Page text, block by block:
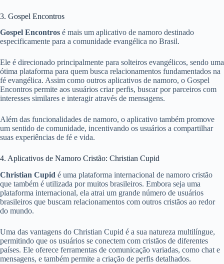
3. Gospel Encontros
Gospel Encontros é mais um aplicativo de namoro destinado
especificamente para a comunidade evangélica no Brasil.
Ele é direcionado principalmente para solteiros evangélicos, sendo uma
ótima plataforma para quem busca relacionamentos fundamentados na
fé evangélica. Assim como outros aplicativos de namoro, o Gospel
Encontros permite aos usuários criar perfis, buscar por parceiros com
interesses similares e interagir através de mensagens.
Além das funcionalidades de namoro, o aplicativo também promove
um sentido de comunidade, incentivando os usuários a compartilhar
suas experiências de fé e vida.
4. Aplicativos de Namoro Cristão: Christian Cupid
Christian Cupid é uma plataforma internacional de namoro cristão
que também é utilizada por muitos brasileiros. Embora seja uma
plataforma internacional, ela atrai um grande número de usuários
brasileiros que buscam relacionamentos com outros cristãos ao redor
do mundo.
Uma das vantagens do Christian Cupid é a sua natureza multilíngue,
permitindo que os usuários se conectem com cristãos de diferentes
países. Ele oferece ferramentas de comunicação variadas, como chat e
mensagens, e também permite a criação de perfis detalhados.